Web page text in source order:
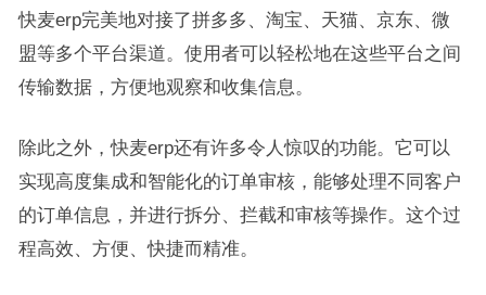
快麦erp完美地对接了拼多多、淘宝、天猫、京东、微
盟等多个平台渠道。使用者可以轻松地在这些平台之间
传输数据，方便地观察和收集信息。
除此之外，快麦erp还有许多令人惊叹的功能。它可以
实现高度集成和智能化的订单审核，能够处理不同客户
的订单信息，并进行拆分、拦截和审核等操作。这个过
程高效、方便、快捷而精准。